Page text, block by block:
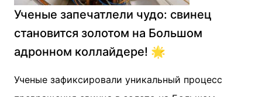
Ученые запечатлели чудо: свинец
становится золотом на Большом
адронном коллайдере! 🌟
Ученые зафиксировали уникальный процесс